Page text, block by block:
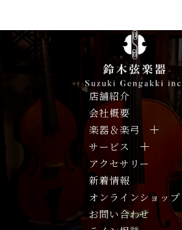
店舗紹介
会社概要
楽器＆楽弓
サービス
アクセサリー
新着情報
オンラインショップ
お問い合わせ